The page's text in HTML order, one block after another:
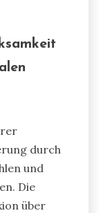
durch
und
Die
über